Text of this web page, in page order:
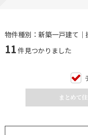
物件種別：新築一戸建て
11 件見つかりました
まとめて